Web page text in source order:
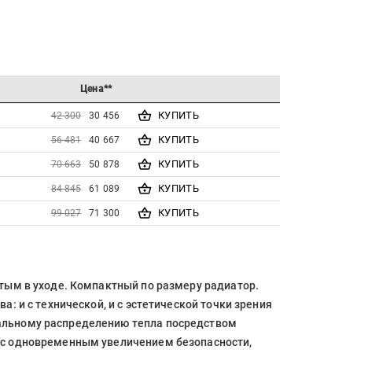
Цена**
42 300 30 456 КУПИТЬ
56 481 40 667 КУПИТЬ
70 663 50 878 КУПИТЬ
84 845 61 089 КУПИТЬ
99 027 71 300 КУПИТЬ
в уходе. Компактный по размеру радиатор.
с технической, и с эстетической точки зрения
распределению тепла посредством
одновременным увеличением безопасности,